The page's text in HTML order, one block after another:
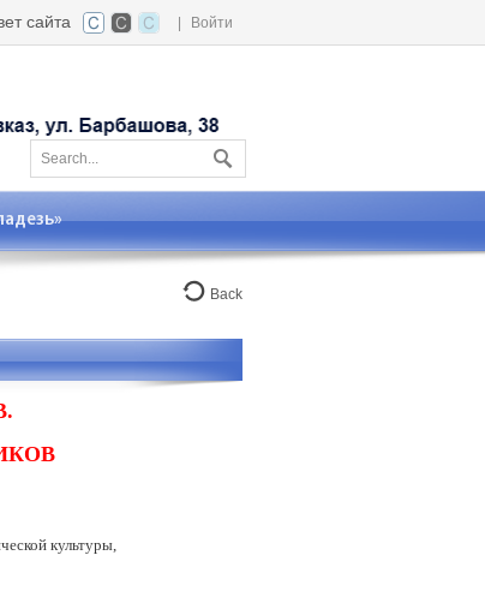
Войти
сайта
Back
культуры,